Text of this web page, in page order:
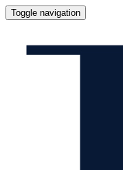
Toggle navigation